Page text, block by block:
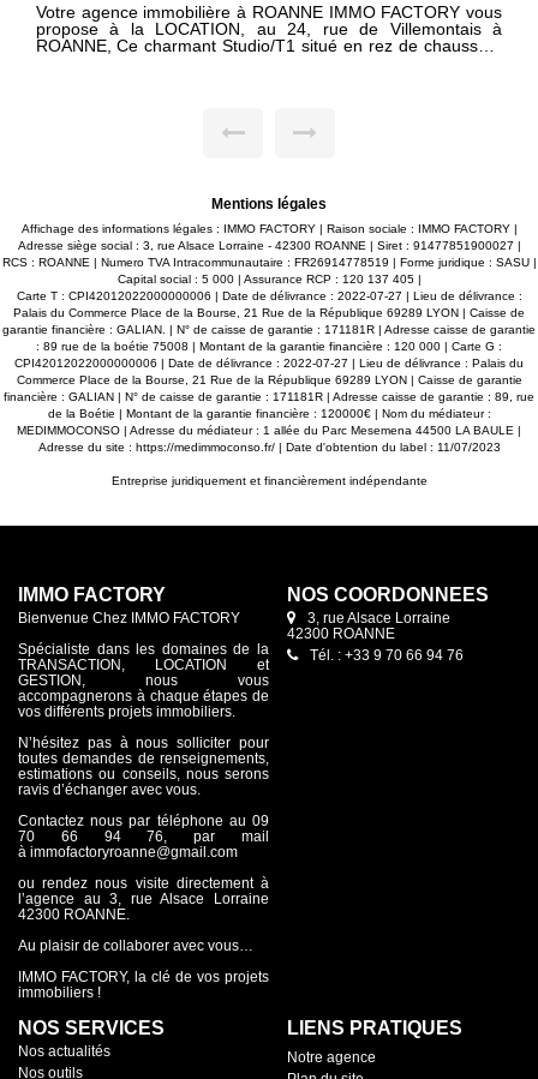
IMMO FACTORY vous
24, rue de Villemontais à
Votre agence immobilière à
propose de venir découvrir à la
de ROANNE, cet appartement
d'eau ainsi que d'un WC indépendant. À
environnement agréable. Pour tout renseignement
complémentaire ou pour
notre agence.
Mentions légales
Affichage des informations légales : IMMO FACTORY | Raison sociale : IMMO FACTORY |
Adresse siège social : 3, rue Alsace Lorraine - 42300 ROANNE | Siret : 91477851900027 |
RCS : ROANNE | Numero TVA Intracommunautaire : FR26914778519 | Forme juridique : SASU |
Capital social : 5 000 | Assurance RCP : 120 137 405 |
Carte T : CPI42012022000000006 | Date de délivrance : 2022-07-27 | Lieu de délivrance :
Palais du Commerce Place de la Bourse, 21 Rue de la République 69289 LYON | Caisse de
garantie financière : GALIAN. | N° de caisse de garantie : 171181R | Adresse caisse de garantie
: 89 rue de la boétie 75008 | Montant de la garantie financière : 120 000 | Carte G :
CPI42012022000000006 | Date de délivrance : 2022-07-27 | Lieu de délivrance : Palais du
Commerce Place de la Bourse, 21 Rue de la République 69289 LYON | Caisse de garantie
financière : GALIAN | N° de caisse de garantie : 171181R | Adresse caisse de garantie : 89, rue
de la Boétie | Montant de la garantie financière : 120000€ | Nom du médiateur :
MEDIMMOCONSO | Adresse du médiateur : 1 allée du Parc Mesemena 44500 LA BAULE |
Adresse du site : https://medimmoconso.fr/| Date d'obtention du label : 11/07/2023
Entreprise juridiquement et financièrement indépendante
IMMO FACTORY
Bienvenue Chez IMMO FACTORY
Spécialiste dans les domaines de la
TRANSACTION, LOCATION et
GESTION, nous vous
accompagnerons à chaque étapes de
vos différents projets immobiliers.
N’hésitez pas à nous solliciter pour
toutes demandes de renseignements,
estimations ou conseils, nous serons
ravis d’échanger avec vous.
Contactez nous par téléphone au 09
70 66 94 76, par mail
à immofactoryroanne@gmail.com
ou rendez nous visite directement à
l’agence au 3, rue Alsace Lorraine
42300 ROANNE.
Au plaisir de collaborer avec vous…
IMMO FACTORY, la clé de vos projets
immobiliers !
NOS COORDONNÉES
3, rue Alsace Lorraine
42300 ROANNE
Tél. : +33 9 70 66 94 76
NOS SERVICES
Nos actualités
Nos outils
LIENS PRATIQUES
Notre agence